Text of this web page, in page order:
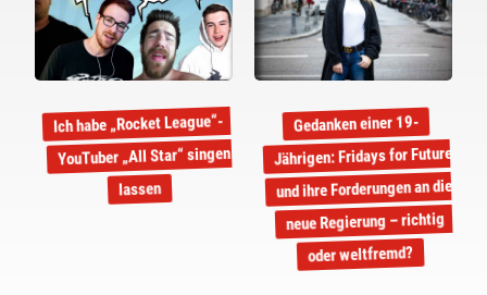
Ich habe „Rocket League“-
YouTuber „All Star“ singen
lassen
Gedanken einer 19-
Jährigen: Fridays for Future
und ihre Forderungen an die
neue Regierung – richtig
oder weltfremd?